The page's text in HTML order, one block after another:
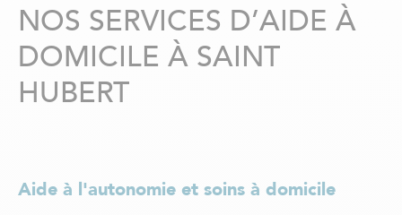
La Prairie
Laurentides
Laval
Longueuil
Mascouche
NOS SERVICES D’AIDE À
DOMICILE À SAINT
HUBERT
Aide à l'autonomie et soins à domicile